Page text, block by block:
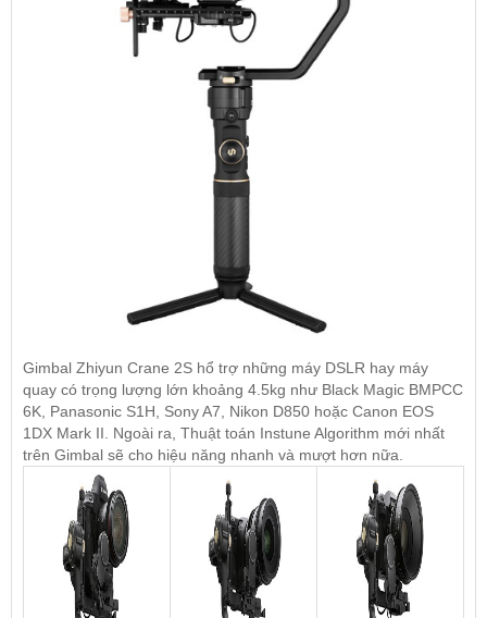
Gimbal Zhiyun Crane 2S hổ trợ những máy DSLR hay máy
quay có trọng lượng lớn khoảng 4.5kg như Black Magic BMPCC
6K, Panasonic S1H, Sony A7, Nikon D850 hoặc Canon EOS
1DX Mark II. Ngoài ra, Thuật toán Instune Algorithm mới nhất
trên Gimbal sẽ cho hiệu năng nhanh và mượt hơn nữa.